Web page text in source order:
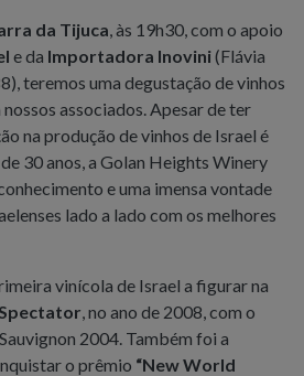
da Tijuca , às 19h30, com o apoio
e da Importadora Inovini(Flávia
teremos uma degustação de vinhos
nossos associados. Apesar de ter
na produção de vinhos de Israel é
30 anos, a Golan Heights Winery
e uma imensa vontade
lado a lado com os melhores
vinícola de Israel a figurar na
, no ano de 2008, com o
2004. Também foi a
o prêmio “New World